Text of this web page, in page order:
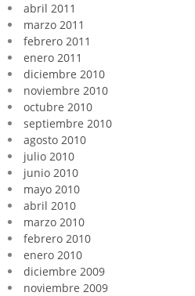
abril 2011
marzo 2011
febrero 2011
enero 2011
diciembre 2010
noviembre 2010
octubre 2010
septiembre 2010
agosto 2010
julio 2010
junio 2010
mayo 2010
abril 2010
marzo 2010
febrero 2010
enero 2010
diciembre 2009
noviembre 2009